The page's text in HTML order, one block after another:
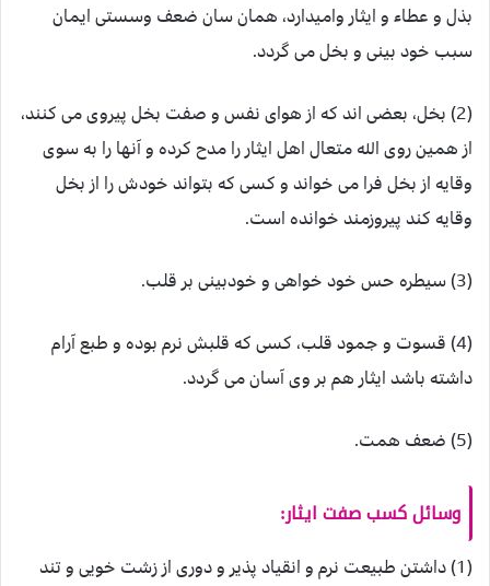
بذل و عطاء و ایثار وامیدارد، همان سان ضعف وسستی ایمان
سبب خود بینی و بخل می گردد.
(2) بخل، بعضی اند که از هوای نفس و صفت بخل پیروی می کنند،
از همین روی الله متعال اهل ایثار را مدح کرده و آنها را به سوی
وقایه از بخل فرا می خواند و کسی که بتواند خودش را از بخل
وقایه کند پیروزمند خوانده است.
(3) سیطره حس خود خواهی و خودبینی بر قلب.
(4) قسوت و جمود قلب، کسی که قلبش نرم بوده و طبع آرام
داشته باشد ایثار هم بر وی آسان می گردد.
(5) ضعف همت.
وسائل کسب صفت ایثار:
(1) داشتن طبیعت نرم و انقیاد پذیر و دوری از زشت خویی و تند